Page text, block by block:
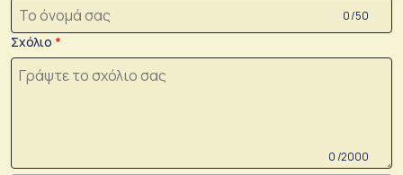
0 /50
Σχόλιο
0 /2000